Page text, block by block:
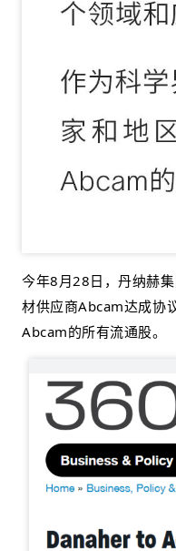
今年8月28日，丹纳赫
材供应商Abcam达成协
Abcam的所有流通股。